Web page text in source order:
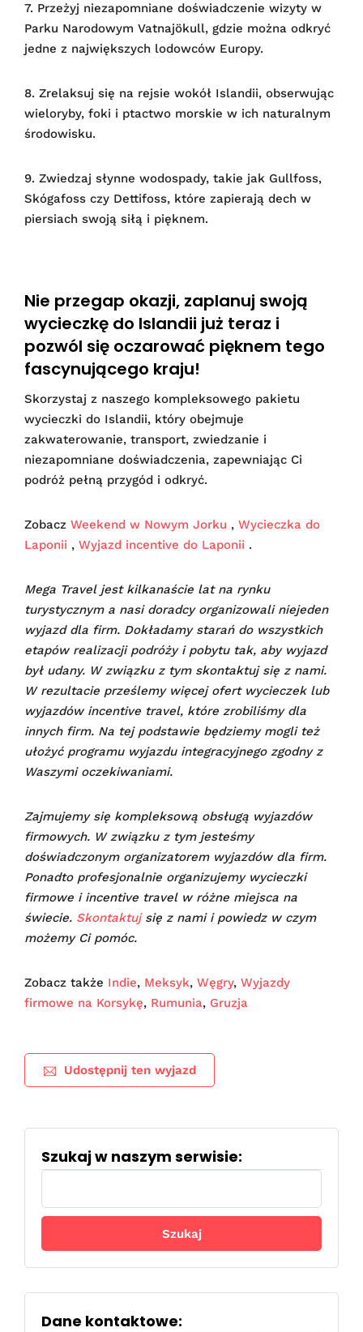
7. Przeżyj niezapomniane doświadczenie wizyty w
Parku Narodowym Vatnajökull, gdzie można odkryć
jedne z największych lodowców Europy.
8. Zrelaksuj się na rejsie wokół Islandii, obserwując
wieloryby, foki i ptactwo morskie w ich naturalnym
środowisku.
9. Zwiedzaj słynne wodospady, takie jak Gullfoss,
Skógafoss czy Dettifoss, które zapierają dech w
piersiach swoją siłą i pięknem.
Nie przegap okazji, zaplanuj swoją
wycieczkę do Islandii już teraz i
pozwól się oczarować pięknem tego
fascynującego kraju!
Skorzystaj z naszego kompleksowego pakietu
wycieczki do Islandii, który obejmuje
zakwaterowanie, transport, zwiedzanie i
niezapomniane doświadczenia, zapewniając Ci
podróż pełną przygód i odkryć.
Zobacz Weekend w Nowym Jorku , Wycieczka do
Laponii , Wyjazd incentive do Laponii .
Mega Travel jest kilkanaście lat na rynku
turystycznym a nasi doradcy organizowali niejeden
wyjazd dla firm. Dokładamy starań do wszystkich
etapów realizacji podróży i pobytu tak, aby wyjazd
był udany. W związku z tym skontaktuj się z nami.
W rezultacie prześlemy więcej ofert wycieczek lub
wyjazdów incentive travel, które zrobiliśmy dla
innych firm. Na tej podstawie będziemy mogli też
ułożyć programu wyjazdu integracyjnego zgodny z
Waszymi oczekiwaniami.
Zajmujemy się kompleksową obsługą wyjazdów
firmowych. W związku z tym jesteśmy
doświadczonym organizatorem wyjazdów dla firm.
Ponadto profesjonalnie organizujemy wycieczki
firmowe i incentive travel w różne miejsca na
świecie. Skontaktujsię z nami i powiedz w czym
możemy Ci pomóc.
Zobacz także Indie, Meksyk, Węgry, Wyjazdy
firmowe na Korsykę, Rumunia, Gruzja
Udostępnij ten wyjazd
Szukaj w naszym serwisie:
Szukaj:
Dane kontaktowe: